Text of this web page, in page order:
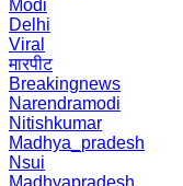
Modi
Delhi
Viral
मारपीट
Breakingnews
Narendramodi
Nitishkumar
Madhya_pradesh
Nsui
Madhyapradesh